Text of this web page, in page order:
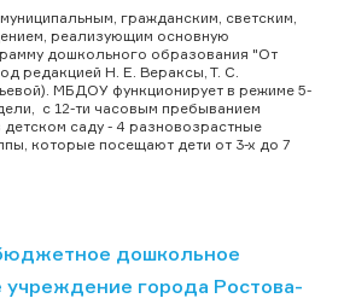
гражданским, светским,
реализующим основную
дошкольного образования "От
редакцией Н. Е. Вераксы, Т. С.
МБДОУ функционирует в режиме 5-
с 12-ти часовым пребыванием
детском саду - 4 разновозрастные
которые посещают дети от 3-х до 7
дошкольное
учреждение города Ростова-